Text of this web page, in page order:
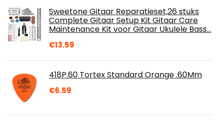
Sweetone Gitaar Reparatieset,26 stuks
Complete Gitaar Setup Kit Gitaar Care
Maintenance Kit voor Gitaar Ukulele Bass…
€13.59
418P.60 Tortex Standard Orange .60Mm
€6.59